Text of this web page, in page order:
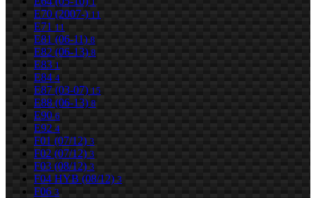
E70 (2007-) 11
E71 11
E81 (06-11) 8
E82 (06-13) 8
E83 1
E84 4
E87 (03-07) 15
E88 (06-13) 8
E90 6
E92 4
F01 (07/12) 3
F02 (07/12) 3
F03 (08/12) 3
F04 HYB (08/12) 3
F06 3